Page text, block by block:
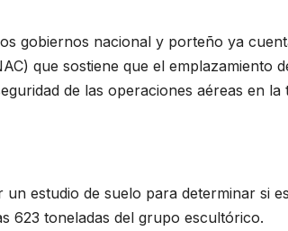
gobiernos nacional y porteño ya
que sostiene que el emplazamiento
de las operaciones aéreas en la
estudio de suelo para determinar si
623 toneladas del grupo escultórico.